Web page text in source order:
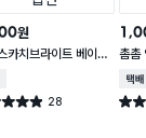
원
카치브라이트 베이직
순면 행주
송
점 28
건 작성
촘촘
5
택배
별점